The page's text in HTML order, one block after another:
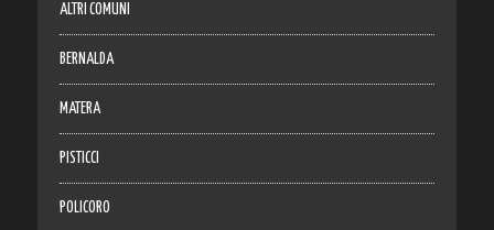
ALTRI COMUNI
BERNALDA
MATERA
PISTICCI
POLICORO